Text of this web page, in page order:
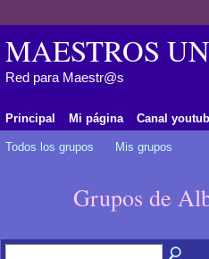
MAESTROS
Red para Maestr@s
Principal Mi página Canal
Todos los grupos Mis grupos
Grupos de